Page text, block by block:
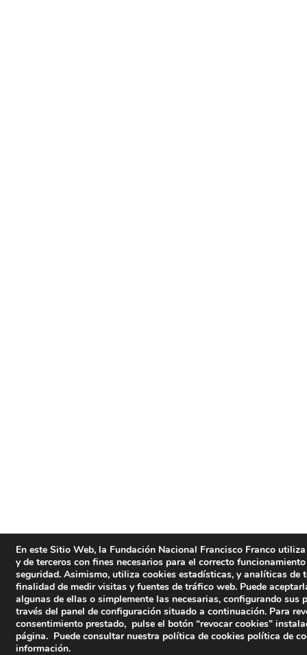
En este Sitio Web, la Fundación Nacional Francisco Franco
y de terceros con fines necesarios para el correcto
seguridad. Asimismo, utiliza cookies estadísticas, y analíticas de
finalidad de medir visitas y fuentes de tráfico web. Puede
algunas de ellas o simplemente las necesarias, configurando sus
través del panel de configuración situado a continuación. Para
consentimiento prestado, pulse el botón “revocar cookies”
página. Puede consultar nuestra política de cookies política de
información.